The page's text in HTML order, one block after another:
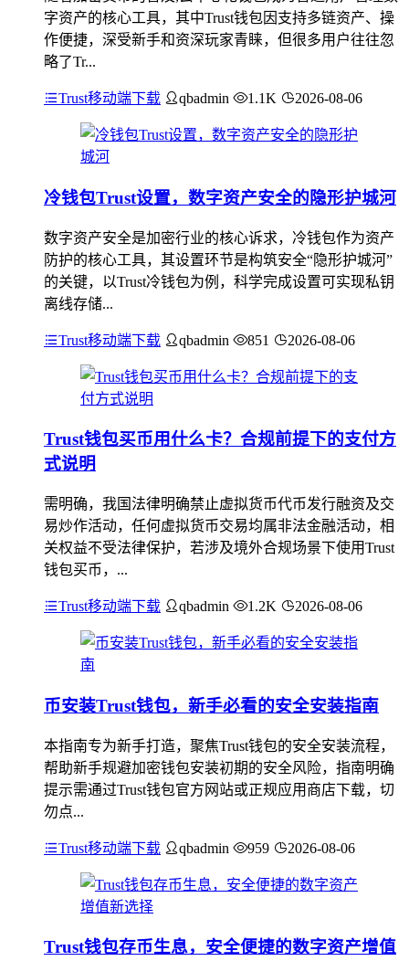
字资产的核心工具，其中Trust钱包因支持多链资产、操
作便捷，深受新手和资深玩家青睐，但很多用户往往忽
略了Tr...
Trust移动端下载 qbadmin 1.1K 2026-08-06
冷钱包Trust设置，数字资产安全的隐形护城河
数字资产安全是加密行业的核心诉求，冷钱包作为资产
防护的核心工具，其设置环节是构筑安全“隐形护城河”
的关键，以Trust冷钱包为例，科学完成设置可实现私钥
离线存储...
Trust移动端下载 qbadmin 851 2026-08-06
Trust钱包买币用什么卡？合规前提下的支付方
式说明
需明确，我国法律明确禁止虚拟货币代币发行融资及交
易炒作活动，任何虚拟货币交易均属非法金融活动，相
关权益不受法律保护，若涉及境外合规场景下使用Trust
钱包买币，...
Trust移动端下载 qbadmin 1.2K 2026-08-06
币安装Trust钱包，新手必看的安全安装指南
本指南专为新手打造，聚焦Trust钱包的安全安装流程，
帮助新手规避加密钱包安装初期的安全风险，指南明确
提示需通过Trust钱包官方网站或正规应用商店下载，切
勿点...
Trust移动端下载 qbadmin 959 2026-08-06
Trust钱包存币生息，安全便捷的数字资产增值